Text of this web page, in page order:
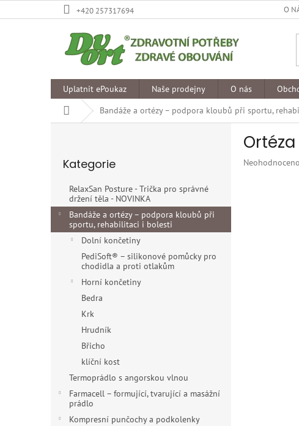
na
+420 257317694 O
Uplatnit ePoukaz Naše prodejny O nás
Domů
Bandáže a ortézy – podpora kloubů při sportu,
n
í
kategorie
Kategorie
RelaxSan Posture - Trička pro správné
držení těla - NOVINKA
Bandáže a ortézy – podpora kloubů při
sportu, rehabilitaci i bolesti
Dolní končetiny
PediSoft® – silikonové pomůcky pro
chodidla a proti otlakům
Horní končetiny
Bedra
Krk
Hrudník
Břicho
klíční kost
Termoprádlo s angorskou vlnou
Farmacell – formující, tvarující a masážní
prádlo
Kompresní punčochy a podkolenky
Průměrné
Neohodnoceno